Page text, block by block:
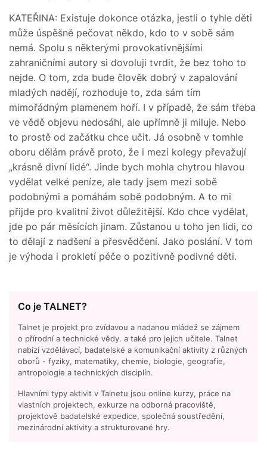
KATEŘINA: Existuje dokonce otázka, jestli o tyhle děti
může úspěšně pečovat někdo, kdo to v sobě sám
nemá. Spolu s některými provokativnějšími
zahraničními autory si dovoluji tvrdit, že bez toho to
nejde. O tom, zda bude člověk dobrý v zapalování
mladých nadějí, rozhoduje to, zda sám tím
mimořádným plamenem hoří. I v případě, že sám třeba
ve vědě objevu nedosáhl, ale upřímně ji miluje. Nebo
to prostě od začátku chce učit. Já osobně v tomhle
oboru dělám právě proto, že i mezi kolegy převažují
„krásně divní lidé“. Jinde bych mohla chytrou hlavou
vydělat velké peníze, ale tady jsem mezi sobě
podobnými a pomáhám sobě podobným. A to mi
přijde pro kvalitní život důležitější. Kdo chce vydělat,
jde po pár měsících jinam. Zůstanou u toho jen lidi, co
to dělají z nadšení a přesvědčení. Jako poslání. V tom
je výhoda i prokletí péče o pozitivně podivné děti.
Co je TALNET?
Talnet je projekt pro zvídavou a nadanou mládež se zájmem
o přírodní a technické vědy. a také pro jejich učitele. Talnet
nabízí vzdělávací, badatelské a komunikační aktivity z různých
oborů - fyziky, matematiky, chemie, biologie, geografie,
antropologie a technických disciplín.
Hlavními typy aktivit v Talnetu jsou online kurzy, práce na
vlastních projektech, exkurze na odborná pracoviště,
projektově badatelské expedice, společná soustředění,
mezinárodní aktivity a strukturované hry.